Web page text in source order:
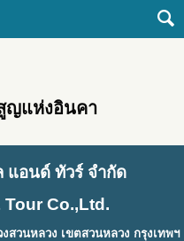
ญแห่งอินคา
แอนด์ ทัวร์ จำกัด
Co.,Ltd.
สวนหลวง เขตสวนหลวง กรุงเทพฯ